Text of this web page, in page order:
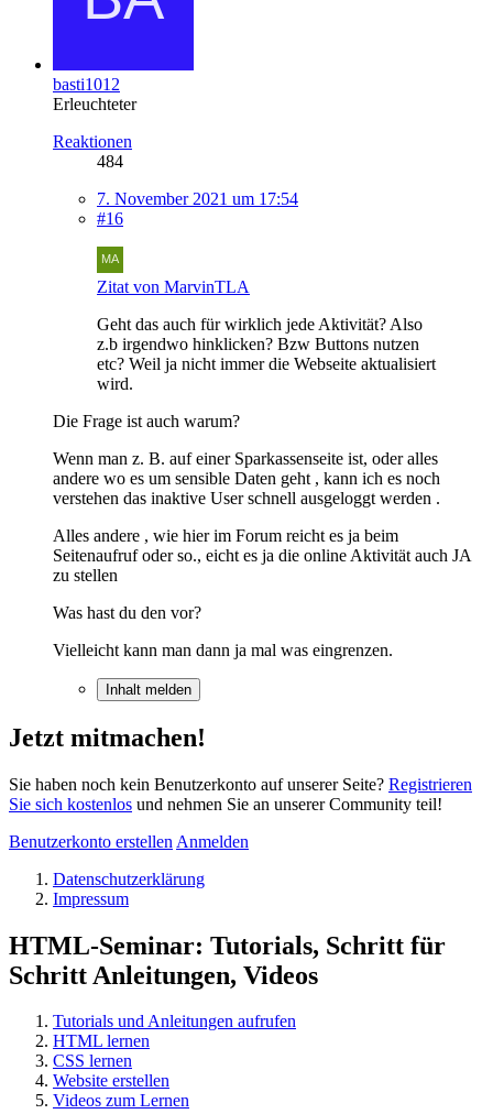
basti1012
Erleuchteter
Reaktionen
484
7. November 2021 um 17:54
#16
Zitat von MarvinTLA
Geht das auch für wirklich jede Aktivität? Also
z.b irgendwo hinklicken? Bzw Buttons nutzen
etc? Weil ja nicht immer die Webseite aktualisiert
wird.
Die Frage ist auch warum?
Wenn man z. B. auf einer Sparkassenseite ist, oder alles
andere wo es um sensible Daten geht , kann ich es noch
verstehen das inaktive User schnell ausgeloggt werden .
Alles andere , wie hier im Forum reicht es ja beim
Seitenaufruf oder so., eicht es ja die online Aktivität auch JA
zu stellen
Was hast du den vor?
Vielleicht kann man dann ja mal was eingrenzen.
Inhalt melden
Jetzt mitmachen!
Sie haben noch kein Benutzerkonto auf unserer Seite? Registrieren
Sie sich kostenlos und nehmen Sie an unserer Community teil!
Benutzerkonto erstellen Anmelden
Datenschutzerklärung
Impressum
HTML-Seminar: Tutorials, Schritt für
Schritt Anleitungen, Videos
Tutorials und Anleitungen aufrufen
HTML lernen
CSS lernen
Website erstellen
Videos zum Lernen